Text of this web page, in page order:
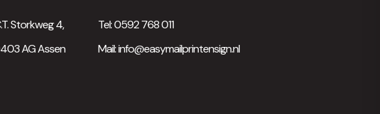
Storkweg 4,
AG Assen
Tel:0592 768 011
Mail:info@easymailprintensign.nl